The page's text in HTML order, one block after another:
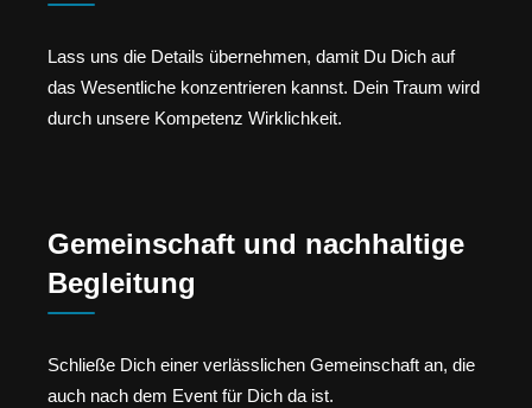
Lass uns die Details übernehmen, damit Du Dich auf
das Wesentliche konzentrieren kannst. Dein Traum wird
durch unsere Kompetenz Wirklichkeit.
Gemeinschaft und nachhaltige
Begleitung
Schließe Dich einer verlässlichen Gemeinschaft an, die
auch nach dem Event für Dich da ist.